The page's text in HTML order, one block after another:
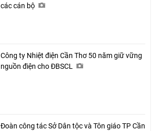
các cán bộ
Công ty Nhiệt điện Cần Thơ 50 năm giữ vững
nguồn điện cho ĐBSCL
Đoàn công tác Sở Dân tộc và Tôn giáo TP Cần